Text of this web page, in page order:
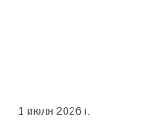
1 июля 2026 г.